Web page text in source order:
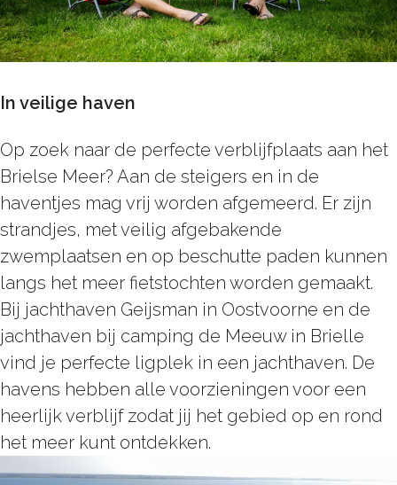
In veilige haven
Op zoek naar de perfecte verblijfplaats aan het
Brielse Meer? Aan de steigers en in de
haventjes mag vrij worden afgemeerd. Er zijn
strandjes, met veilig afgebakende
zwemplaatsen en op beschutte paden kunnen
langs het meer fietstochten worden gemaakt.
Bij jachthaven Geijsman in Oostvoorne en de
jachthaven bij camping de Meeuw in Brielle
vind je perfecte ligplek in een jachthaven. De
havens hebben alle voorzieningen voor een
heerlijk verblijf zodat jij het gebied op en rond
het meer kunt ontdekken.